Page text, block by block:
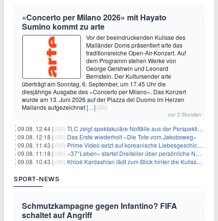
«Concerto per Milano 2026» mit Hayato
Sumino kommt zu arte
Vor der beeindruckenden Kulisse des
Mailänder Doms präsentiert arte das
traditionsreiche Open-Air-Konzert. Auf
dem Programm stehen Werke von
George Gershwin und Leonard
Bernstein. Der Kultursender arte
überträgt am Sonntag, 6. September, um 17.45 Uhr die
diesjährige Ausgabe des «Concerto per Milano». Das Konzert
wurde am 13. Juni 2026 auf der Piazza del Duomo im Herzen
Mailands aufgezeichnet[…] (00)
vor 2 Stunden
09.08. 12:44 | (00) TLC zeigt spektakuläre Notfälle aus der Perspektive der Patienten
09.08. 12:18 | (00) Das Erste wiederholt «Die Tote vom Jakobsweg»
09.08. 11:43 | (00) Prime Video setzt auf koreanische Liebesgeschichte
09.08. 11:18 | (00) «37°Leben» startet Dreiteiler über persönliche Neuanfänge
09.08. 10:43 | (00) Khloé Kardashian lädt zum Blick hinter die Kulissen ihres Freundeskreises
SPORT-NEWS
Schmutzkampagne gegen Infantino? FIFA
schaltet auf Angriff